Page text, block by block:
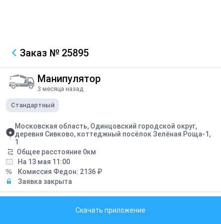
Заказ № 25895
Манипулятор
3 месяца назад
Стандартный
Московская область, Одинцовский городской округ,
деревня Сивково, коттеджный посёлок Зелёная Роща-1,
1
Общее расстояние 0км
На 13 мая 11:00
Комиссия Федон: 2136 ₽
Заявка закрыта
Выгрузить фуру, 11 паллет, общий вес 18 тонн
Скачать приложение